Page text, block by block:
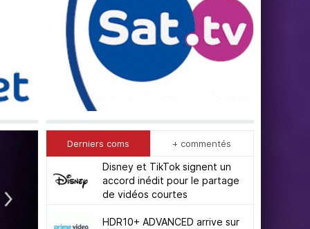
Derniers coms + commentés
Disney et TikTok signent un
accord inédit pour le partage
de vidéos courtes
HDR10+ ADVANCED arrive sur